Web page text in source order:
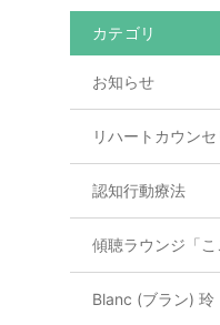
カテゴリ
お知らせ
リハートカウン
認知行動療法
傾聴ラウンジ「こ
Blanc (ブラン) 玲